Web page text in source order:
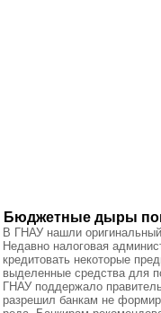
Бюджетные дыры
В ГНАУ нашли
Недавно налоговая
кредитовать некоторые
выделенные средства для
ГНАУ поддержало
разрешил банкам не